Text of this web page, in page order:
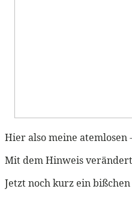
Hier also meine
Mit dem Hinweis
Jetzt noch kurz ein